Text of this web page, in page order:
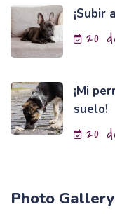
¡Subir
20
¡Mi
suelo!
20
Photo Gallery